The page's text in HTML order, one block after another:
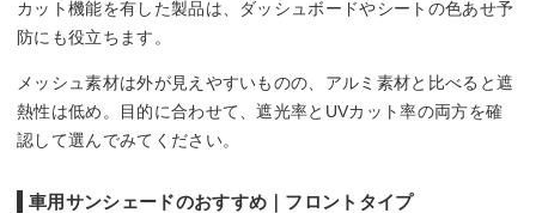
カット機能を有した製品は、ダッシュボードやシートの色あせ予
防にも役立ちます。
メッシュ素材は外が見えやすいものの、アルミ素材と比べると遮
熱性は低め。目的に合わせて、遮光率とUVカット率の両方を確
認して選んでみてください。
車用サンシェードのおすすめ｜フロントタイプ